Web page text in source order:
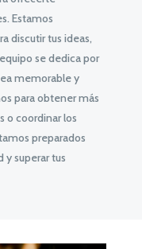
Estamos
discutir tus ideas,
se dedica por
memorable y
para obtener más
o coordinar los
preparados
y superar tus